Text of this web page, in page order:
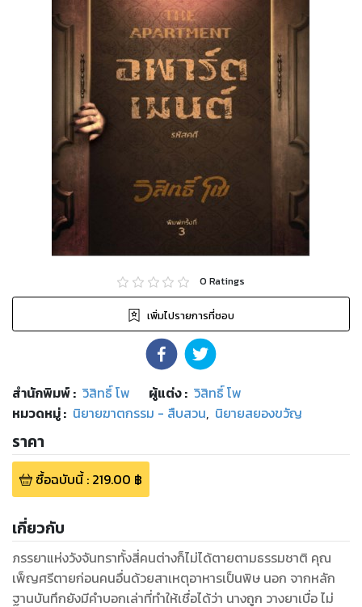
0 Ratings
เพิ่มไปรายการที่ชอบ
สำนักพิมพ์: วิสิทธิ์ โพ ผู้แต่ง : วิสิทธิ์ โพ
หมวดหมู่: นิยายฆาตกรรม - สืบสวน, นิยายสยองขวัญ
ราคา
ซื้อฉบับนี้: 219.00 ฿
เกี่ยวกับ
ภรรยาแห่งวังจันทราทั้งสี่คนต่างก็ไม่ได้ตายตามธรรมชาติ คุณ
เพ็ญศรีตายก่อนคนอื่นด้วยสาเหตุอาหารเป็นพิษ นอก จากหลัก
ฐานบันทึกยังมีคำบอกเล่าที่ทำให้เชื่อได้ว่า นางถูก วางยาเบื่อ ไม่